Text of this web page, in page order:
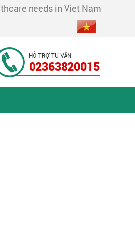
needs in Viet Nam
02363820015